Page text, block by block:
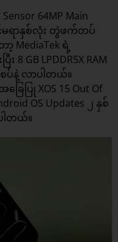
64MP Main
မရာနှစ်လုံး တွဲဖက်တပ်
MediaTek ရဲ့
း 8 GB LPDDR5X RAM
စပ်နဲ့ လာပါတယ်။
ြေပြု XOS 15 Out Of
OS Updates ၂ နှစ်
ါတယ်။